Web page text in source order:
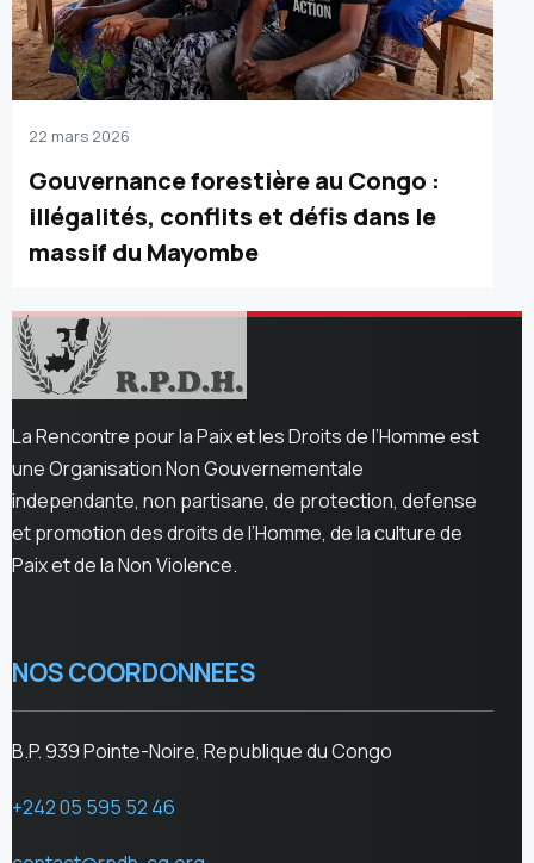
22 mars 2026
Gouvernance forestière au Congo :
illégalités, conflits et défis dans le
massif du Mayombe
La Rencontre pour la Paix et les Droits de l’Homme est
une Organisation Non Gouvernementale
independante, non partisane, de protection, defense
et promotion des droits de l’Homme, de la culture de
Paix et de la Non Violence.
NOS COORDONNEES
B.P. 939 Pointe-Noire, Republique du Congo
+242 05 595 52 46